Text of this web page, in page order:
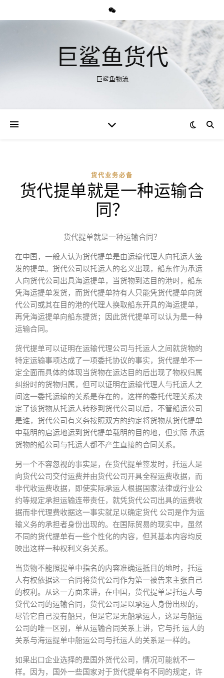
巨鲨鱼货代
巨鲨鱼物流
货代业务必备
货代提单就是一种运输合
同？
货代提单就是一种运输合同？
在中国，一般人认为货代提单是由运输代理人向托运人签
发的提单。货代公司以托运人的名义出现，船东作为承运
人向货代公司出具海运提单，当货物到达目的港时，船东
凭海运提单发货，而货代提单持有人只能凭货代提单向货
代公司或其在目的港的代理人换取船东开具的海运提单，
再凭海运提单向船东提货；因此货代提单可以认为是一种
运输合同。
货代提单可以证明在运输代理公司与托运人之间就货物的
特定运输事项达成了一项委托协议的事实，货代提单不一
定全面而具体的体现当货物在运达目的后出现了物权归属
纠纷时的货物归属，但可以证明在运输代理人与托运人之
间这一委托运输的关系是存在的，这样的委托代理关系决
定了该货物从托运人转移到货代公司以后，不管船运公司
是谁，货代公司有义务按照双方的约定将货物从货代提单
中载明的启运地运到货代提单载明的目的地，但实际 承运
货物的船公司与托运人都不产生直接的合同关系。
另一个不容忽视的事实是，在货代提单签发时，托运人是
向货代公司交付运费并由货代公司开具全程运费收据，而
非代收运费收据，即使实际承运人根据国家法律或行业公
约等规定承担运输连带责任，就凭货代公司出具的运费收
据而非代理费收据这一事实就足以确定货代 公司是作为运
输义务的承担者身份出现的。在国际贸易的现实中，虽然
不同的货代提单有一些个性化的内容，但其基本内容均反
映出这样一种权利义务关系。
当货物不能照提单中指名的内容准确运抵目的地时，托运
人有权依据这一合同将货代公司作为第一被告来主张自己
的权利。从这一方面来讲，在中国，货代提单是托运人与
贷代公司的运输合同，货代公司是以承运人身份出现的，
尽管它自己没有船只，但是它是无船承运人，这是与船运
公司的唯一区别，单从运输合同关系上讲，它与托 运人的
关系与海运提单中船运公司与托运人的关系是一样的。
如果出口企业选择的是国外货代公司，情况可能就不一
样。因为，国外一些国家对于货代提单有不同的规定，许